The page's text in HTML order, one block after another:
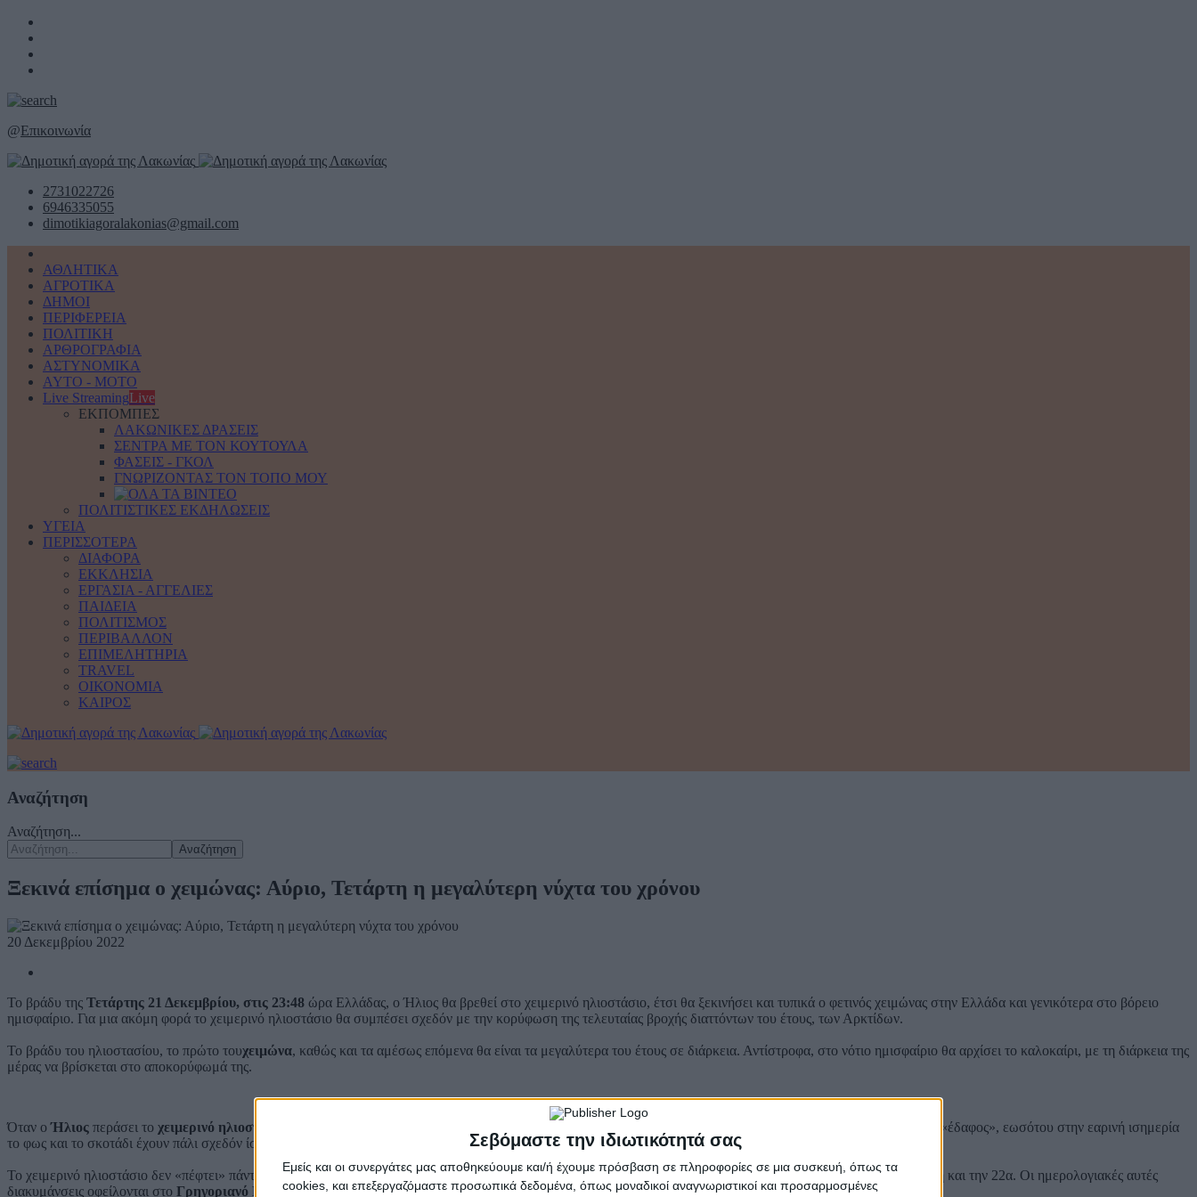
Σεβόμαστε την ιδιωτικότητά σας
Εμείς και οι συνεργάτες μας αποθηκεύουμε και/ή έχουμε πρόσβαση σε πληροφορίες σε μια συσκευή, όπως τα
cookies, και επεξεργαζόμαστε προσωπικά δεδομένα, όπως μοναδικοί αναγνωριστικοί και προσαρμοσμένες
@Επικοινωνία
2731022726
6946335055
dimotikiagoralakonias@gmail.com
ΑΘΛΗΤΙΚΑ
ΑΓΡΟΤΙΚΑ
ΔΗΜΟΙ
ΠΕΡΙΦΕΡΕΙΑ
ΠΟΛΙΤΙΚΗ
ΑΡΘΡΟΓΡΑΦΙΑ
ΑΣΤΥΝΟΜΙΚΑ
AYTO - MOTO
Live StreamingLive
ΕΚΠΟΜΠΕΣ
ΛΑΚΩΝΙΚΕΣ ΔΡΑΣΕΙΣ
ΣΕΝΤΡΑ ΜΕ ΤΟΝ ΚΟΥΤΟΥΛΑ
ΦΑΣΕΙΣ - ΓΚΟΛ
ΓΝΩΡΙΖΟΝΤΑΣ ΤΟΝ ΤΟΠΟ ΜΟΥ
ΠΟΛΙΤΙΣΤΙΚΕΣ ΕΚΔΗΛΩΣΕΙΣ
ΥΓΕΙΑ
ΠΕΡΙΣΣΟΤΕΡΑ
ΔΙΑΦΟΡΑ
ΕΚΚΛΗΣΙΑ
ΕΡΓΑΣΙΑ - ΑΓΓΕΛΙΕΣ
ΠΑΙΔΕΙΑ
ΠΟΛΙΤΙΣΜΟΣ
ΠΕΡΙΒΑΛΛΟΝ
ΕΠΙΜΕΛΗΤΗΡΙΑ
TRAVEL
ΟΙΚΟΝΟΜΙΑ
ΚΑΙΡΟΣ
Αναζήτηση
Αναζήτηση...
Αναζήτηση
Ξεκινά επίσημα ο χειμώνας: Αύριο, Τετάρτη η μεγαλύτερη νύχτα του χρόνου
20 Δεκεμβρίου 2022
Το βράδυ της Τετάρτης 21 Δεκεμβρίου, στις 23:48 ώρα Ελλάδας, ο Ήλιος θα βρεθεί στο χειμερινό ηλιοστάσιο, έτσι θα ξεκινήσει και τυπικά ο φετινός χειμώνας στην Ελλάδα και γενικότερα στο βόρειο
ημισφαίριο. Για μια ακόμη φορά το χειμερινό ηλιοστάσιο θα συμπέσει σχεδόν με την κορύφωση της τελευταίας βροχής διαττόντων του έτους, των Αρκτίδων.
Το βράδυ του ηλιοστασίου, το πρώτο τουχειμώνα, καθώς και τα αμέσως επόμενα θα είναι τα μεγαλύτερα του έτους σε διάρκεια. Αντίστροφα, στο νότιο ημισφαίριο θα αρχίσει το καλοκαίρι, με τη διάρκεια της
μέρας να βρίσκεται στο αποκορύφωμά της.
Όταν ο Ήλιος περάσει το χειμερινό ηλιοστάσιο
, αρχίζει και πάλι να ανεβαίνει όλο και πιο ψηλά στον ουρανό, με αποτέλεσμα η ημέρα να κερδίζει ξανά το χαμένο «έδαφος», εωσότου στην εαρινή ισημερία
το φως και το σκοτάδι έχουν πάλι σχεδόν ίση διάρκεια.
Το χειμερινό ηλιοστάσιο δεν «πέφτει» πάντα την ίδια ημερομηνία, αλλά κυμαίνεται μεταξύ της20ής και της 23ης Δεκεμβρίου, με πιο πιθανές ημερομηνίες την 21η και την 22α. Οι ημερολογιακές αυτές
διακυμάνσεις οφείλονται στο Γρηγοριανό Ημερολόγιο.